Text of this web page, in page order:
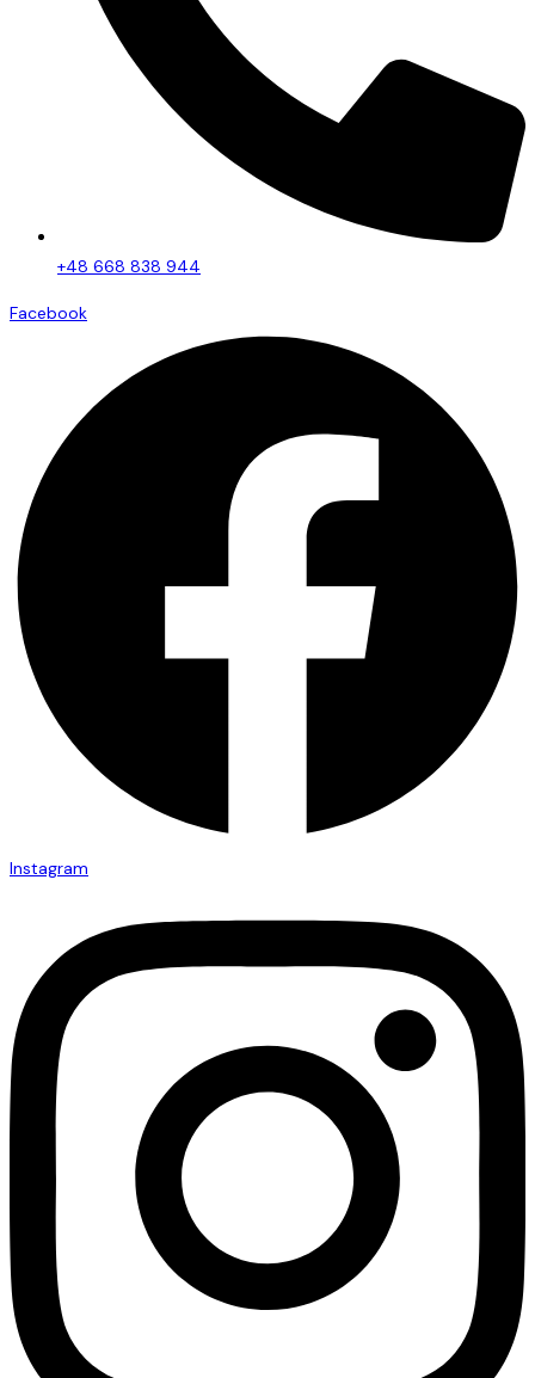
+48 668 838 944
Facebook
Instagram